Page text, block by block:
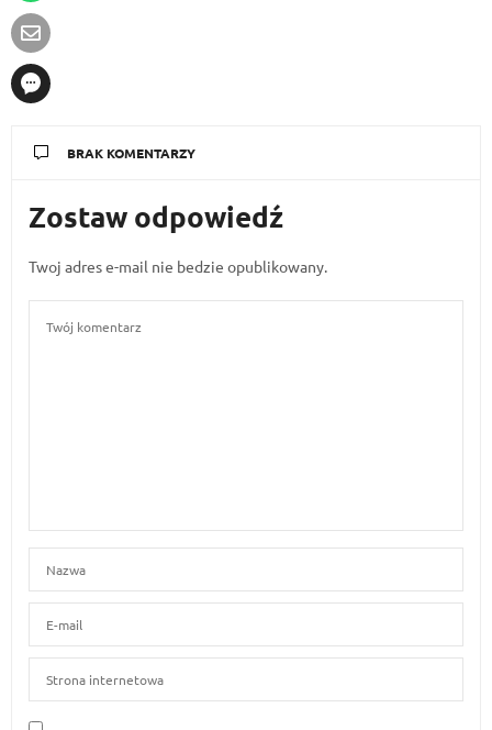
BRAK KOMENTARZY
Zostaw odpowiedź
Twoj adres e-mail nie bedzie opublikowany.